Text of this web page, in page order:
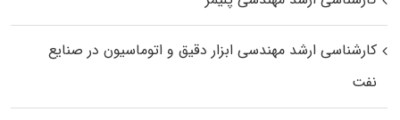
کارشناسی ارشد مهندسی ابزار دقیق و اتوماسیون در صنایع
نفت